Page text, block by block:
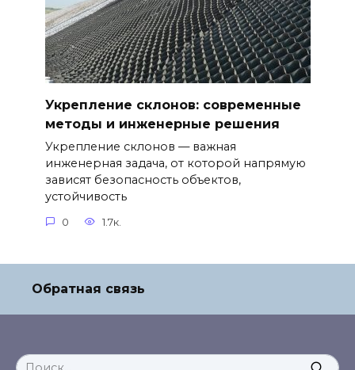
Укрепление склонов: современные
методы и инженерные решения
Укрепление склонов — важная
инженерная задача, от которой напрямую
зависят безопасность объектов,
устойчивость
0 1.7к.
Обратная связь
Search